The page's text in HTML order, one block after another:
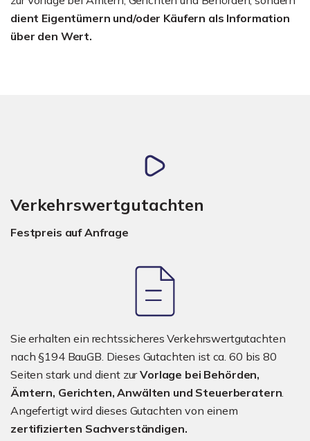
dient Eigentümern und/oder Käufern als Information
über den Wert.
Verkehrswertgutachten
Festpreis auf Anfrage
Sie erhalten ein rechtssicheres Verkehrswertgutachten
nach §194 BauGB. Dieses Gutachten ist ca. 60 bis 80
Seiten stark und dient zurVorlage bei Behörden,
Ämtern, Gerichten, Anwälten und Steuerberatern
Angefertigt wird dieses Gutachten von einem
zertifizierten Sachverständigen.